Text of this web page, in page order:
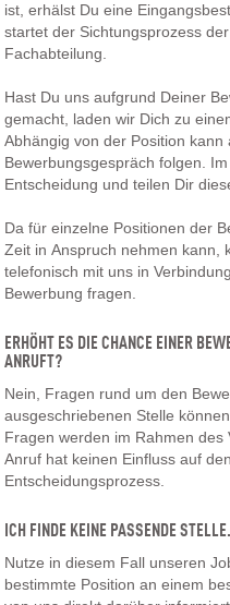
ist, erhälst Du eine
startet der Sichtungsprozess
Fachabteilung.
Hast Du uns aufgrund Deiner
gemacht, laden wir Dich zu
Abhängig von der Position kann
Bewerbungsgespräch folgen.
Entscheidung und teilen Dir
Da für einzelne Positionen der
Zeit in Anspruch nehmen kann,
telefonisch mit uns in
Bewerbung fragen.
ERHÖHT ES DIE CHANCE EINER
ANRUFT?
Nein, Fragen rund um den
ausgeschriebenen Stelle
Fragen werden im Rahmen des
Anruf hat keinen Einfluss auf
Entscheidungsprozess.
ICH FINDE KEINE PASSENDE
Nutze in diesem Fall unseren
bestimmte Position an einem